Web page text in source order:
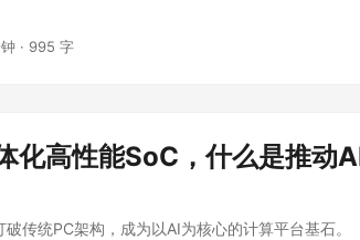
· 995 字
化高性能SoC，什么是推动
传统PC架构，成为以AI为核心的计算平台基石。